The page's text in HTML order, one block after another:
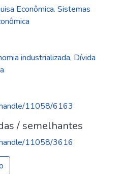
Econômica. Sistemas
industrializada, Dívida
11058/6163
/ semelhantes
11058/3616